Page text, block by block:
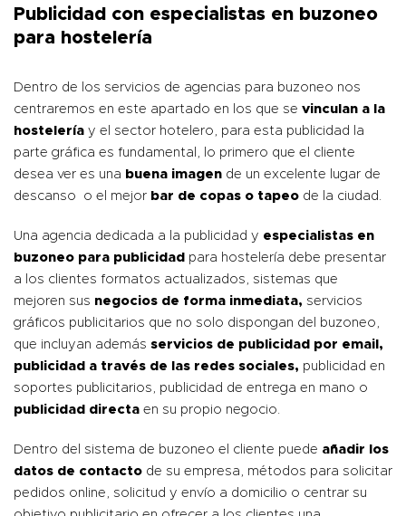
Publicidad con especialistas en buzoneo
para hostelería
Dentro de los servicios de agencias para buzoneo nos
centraremos en este apartado en los que se vinculan a la
hostelería y el sector hotelero, para esta publicidad la
parte gráfica es fundamental, lo primero que el cliente
desea ver es una buena imagen de un excelente lugar de
descanso o el mejor bar de copas o tapeo de la ciudad.
Una agencia dedicada a la publicidad y especialistas en
buzoneo para publicidad para hostelería debe presentar
a los clientes formatos actualizados, sistemas que
mejoren sus negocios de forma inmediata, servicios
gráficos publicitarios que no solo dispongan del buzoneo,
que incluyan además servicios de publicidad por email,
publicidad a través de las redes sociales, publicidad en
soportes publicitarios, publicidad de entrega en mano o
publicidad directa en su propio negocio.
Dentro del sistema de buzoneo el cliente puede añadir los
datos de contacto de su empresa, métodos para solicitar
pedidos online, solicitud y envío a domicilio o centrar su